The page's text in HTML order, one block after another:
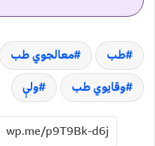
طب معالجوي طب
وقايوي طب
ولې